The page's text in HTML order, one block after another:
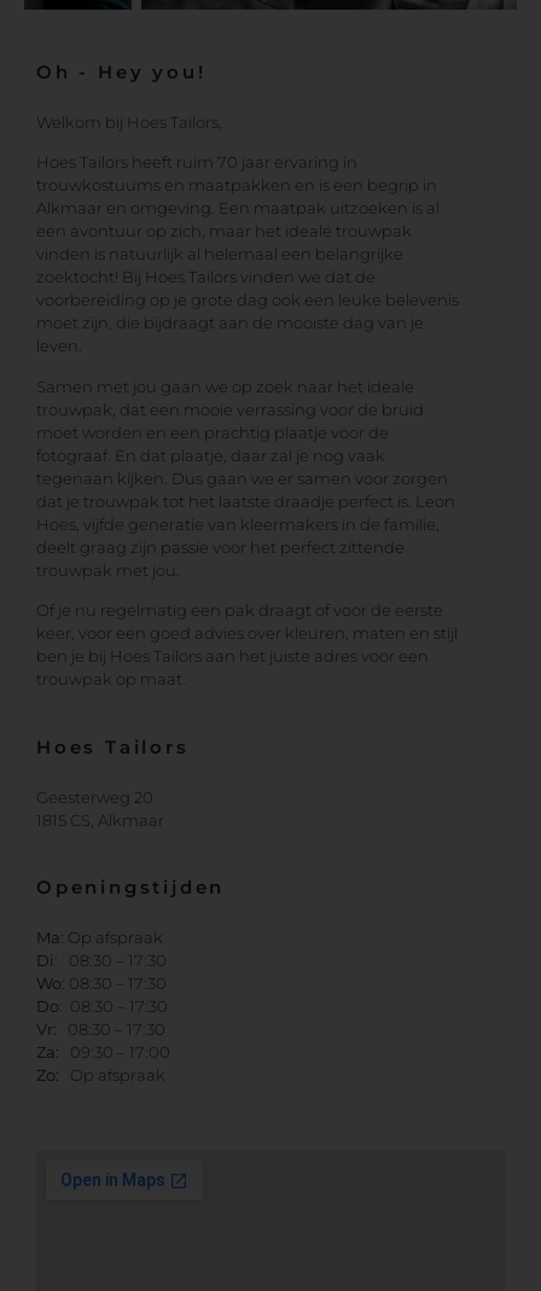
Oh - Hey you!
Welkom bij Hoes Tailors,
Hoes Tailors heeft ruim 70 jaar ervaring in
trouwkostuums en maatpakken en is een begrip in
Alkmaar en omgeving. Een maatpak uitzoeken is al
een avontuur op zich, maar het ideale trouwpak
vinden is natuurlijk al helemaal een belangrijke
zoektocht! Bij Hoes Tailors vinden we dat de
voorbereiding op je grote dag ook een leuke belevenis
moet zijn, die bijdraagt aan de mooiste dag van je
leven.
Samen met jou gaan we op zoek naar het ideale
trouwpak, dat een mooie verrassing voor de bruid
moet worden en een prachtig plaatje voor de
fotograaf. En dat plaatje, daar zal je nog vaak
tegenaan kijken. Dus gaan we er samen voor zorgen
dat je trouwpak tot het laatste draadje perfect is. Leon
Hoes, vijfde generatie van kleermakers in de familie,
deelt graag zijn passie voor het perfect zittende
trouwpak met jou.
Of je nu regelmatig een pak draagt of voor de eerste
keer, voor een goed advies over kleuren, maten en stijl
ben je bij Hoes Tailors aan het juiste adres voor een
trouwpak op maat.
Hoes Tailors
Geesterweg 20
1815 CS, Alkmaar
Openingstijden
Ma: Op afspraak
Di: 08:30 – 17:30
Wo: 08:30 – 17:30
Do: 08:30 – 17:30
Vr: 08:30 – 17:30
Za:
09:30 – 17:00
Zo: Op afspraak